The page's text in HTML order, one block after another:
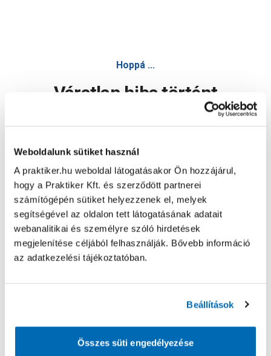
Weboldalunk sütiket használ
A praktiker.hu weboldal látogatásakor Ön hozzájárul,
hogy a Praktiker Kft. és szerződött partnerei
számítógépén sütiket helyezzenek el, melyek
segítségével az oldalon tett látogatásának adatait
webanalitikai és személyre szóló hirdetések
megjelenítése céljából felhasználják. Bővebb információ
az adatkezelési tájékoztatóban.
Beállítások
Összes süti engedélyezése
Hoppá ...
Váratlan hiba történt
Oldal újratöltése